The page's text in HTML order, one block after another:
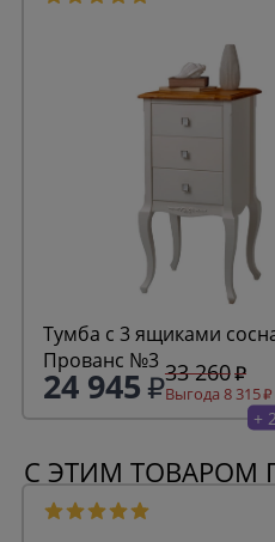
Тумба с 3 ящиками
Прованс №3
24 945 33 260
Выгода 8 315
+
С ЭТИМ ТОВАРОМ